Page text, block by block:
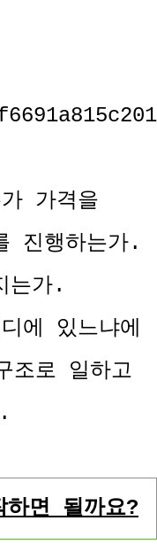
가격을
진행하는가.
는가.
에 있느냐에
조로 일하고
하면 될까요?